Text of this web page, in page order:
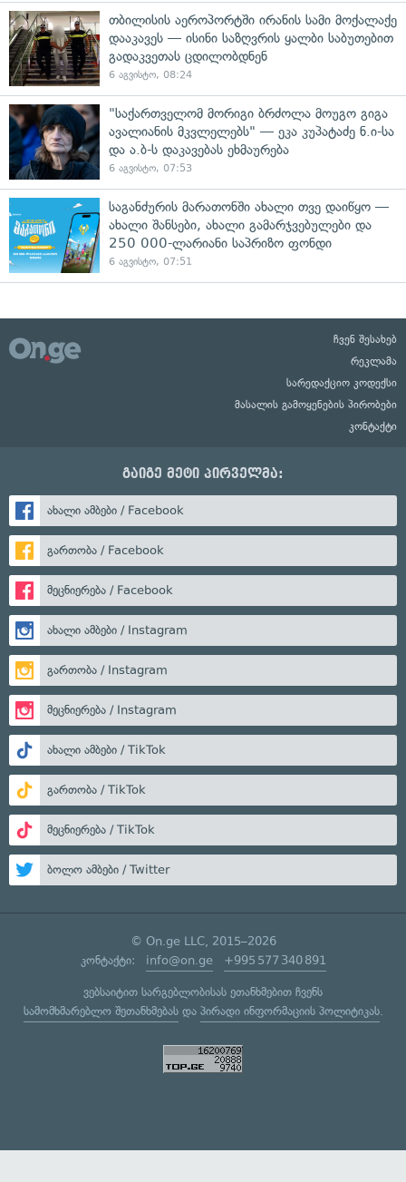
თბილისის აეროპორტში ირანის სამი მოქალაქე
დააკავეს — ისინი საზღვრის ყალბი საბუთებით
გადაკვეთას ცდილობდნენ
6 აგვისტო, 08:24
"საქართველომ მორიგი ბრძოლა მოუგო გიგა
ავალიანის მკვლელებს" — ეკა კუპატაძე ნ.ი-სა
და ა.ბ-ს დაკავებას ეხმაურება
6 აგვისტო, 07:53
საგანძურის მარათონში ახალი თვე დაიწყო —
ახალი შანსები, ახალი გამარჯვებულები და
250 000-ლარიანი საპრიზო ფონდი
6 აგვისტო, 07:51
ჩვენ შესახებ
რეკლამა
სარედაქციო კოდექსი
მასალის გამოყენების პირობები
კონტაქტი
გაიგე მეტი პირველმა:
ახალი ამბები / Facebook
გართობა / Facebook
მეცნიერება / Facebook
ახალი ამბები / Instagram
გართობა / Instagram
მეცნიერება / Instagram
ახალი ამბები / TikTok
გართობა / TikTok
მეცნიერება / TikTok
ბოლო ამბები / Twitter
© On.ge LLC, 2015–2026
კონტაქტი: info@on.ge +995 577 340 891
ვებსაიტით სარგებლობისას ეთანხმებით ჩვენს
სამომხმარებლო შეთანხმებასდა პირადი ინფორმაციის პოლიტიკას.